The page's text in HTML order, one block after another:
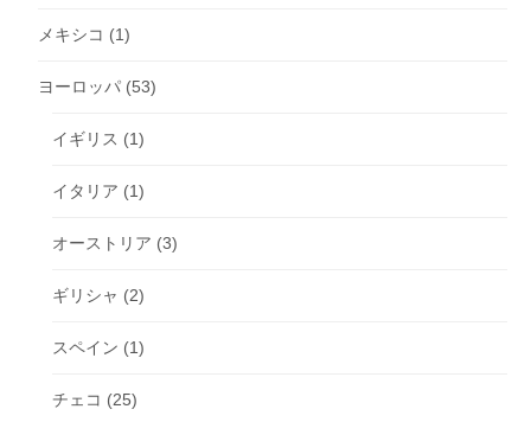
メキシコ (1)
ヨーロッパ (53)
イギリス (1)
イタリア (1)
オーストリア (3)
ギリシャ (2)
スペイン (1)
チェコ (25)